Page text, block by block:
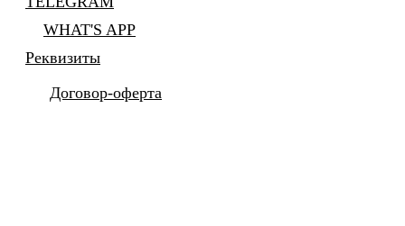
WHAT'S APP
Реквизиты
Договор-оферта